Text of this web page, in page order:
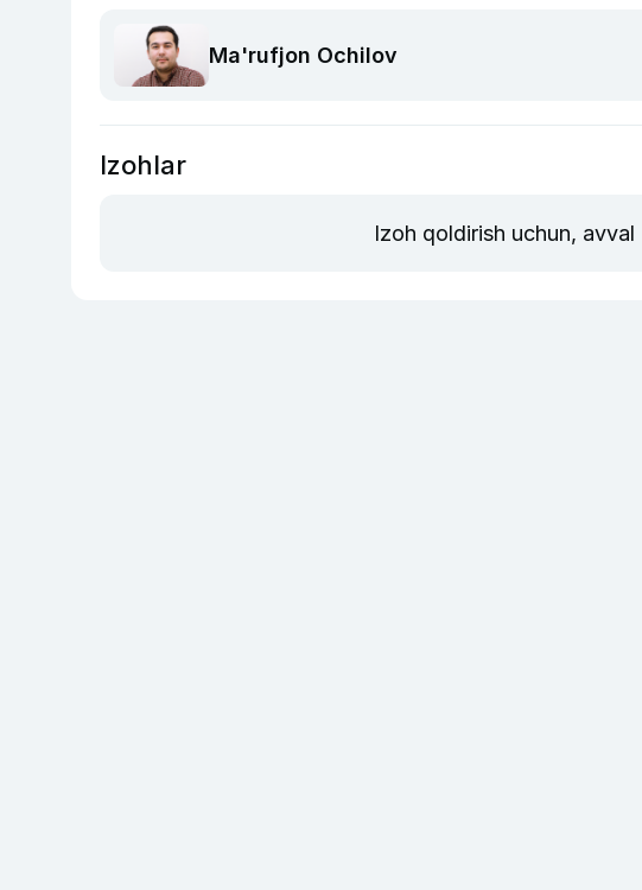
Ma'rufjon Ochilov
Izohlar
Izoh qoldirish uchun, avval